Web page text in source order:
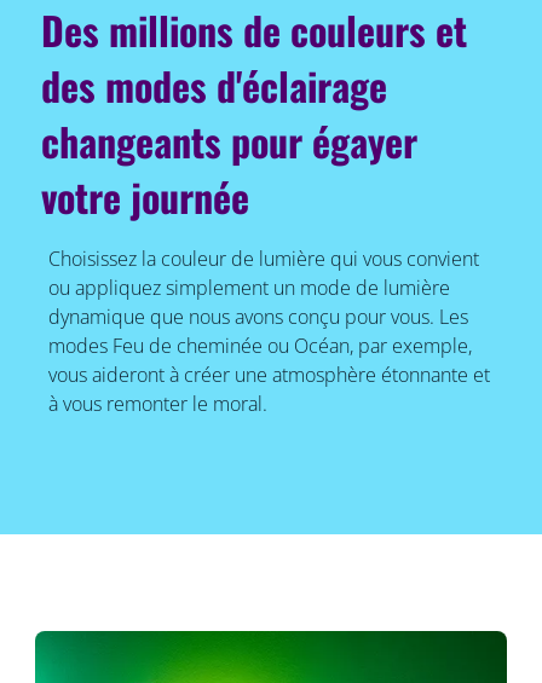
Des millions de couleurs et
des modes d'éclairage
changeants pour égayer
votre journée
Choisissez la couleur de lumière qui vous convient
ou appliquez simplement un mode de lumière
dynamique que nous avons conçu pour vous. Les
modes Feu de cheminée ou Océan, par exemple,
vous aideront à créer une atmosphère étonnante et
à vous remonter le moral.